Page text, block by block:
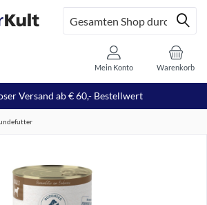
Versand ab € 60,- Bestellwert
Warenkorb
Mein Konto